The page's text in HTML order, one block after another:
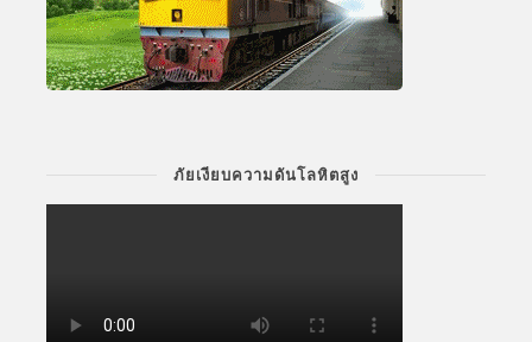
ภัยเงียบความดันโลหิตสูง